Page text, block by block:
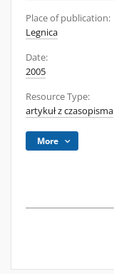
Place of publication:
Legnica
Date:
2005
Resource Type:
artykuł z czasopisma
More